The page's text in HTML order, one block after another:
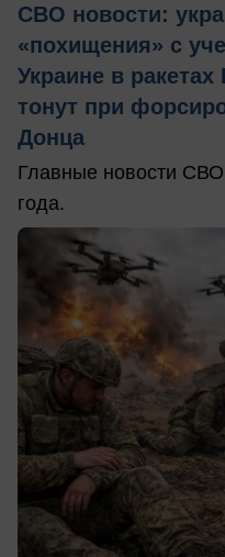
СВО новости:
«похищения» с
Украине в
тонут при
Донца
Главные новости СВО
года.